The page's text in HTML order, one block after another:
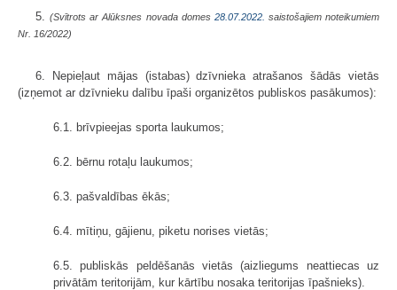
5.(Svītrots ar Alūksnes novada domes 28.07.2022. saistošajiem noteikumiem
Nr. 16/2022)
6. Nepieļaut mājas (istabas) dzīvnieka atrašanos šādās vietās
(izņemot ar dzīvnieku dalību īpaši organizētos publiskos pasākumos):
6.1. brīvpieejas sporta laukumos;
6.2. bērnu rotaļu laukumos;
6.3. pašvaldības ēkās;
6.4. mītiņu, gājienu, piketu norises vietās;
6.5. publiskās peldēšanās vietās (aizliegums neattiecas uz
privātām teritorijām, kur kārtību nosaka teritorijas īpašnieks).